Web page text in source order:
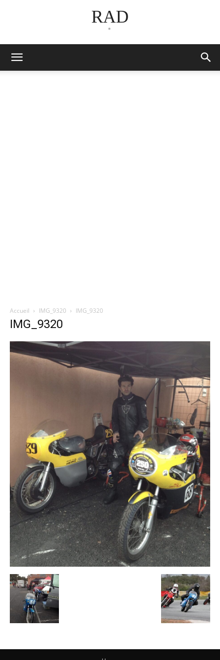
RAD
*
Accueil IMG_9320 IMG_9320
IMG_9320